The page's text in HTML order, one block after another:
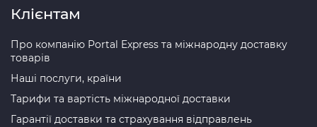
Клієнтам
Про компанію Portal Express та міжнародну доставку
товарів
Наші послуги, країни
Тарифи та вартість міжнародної доставки
Гарантії доставки та страхування відправлень